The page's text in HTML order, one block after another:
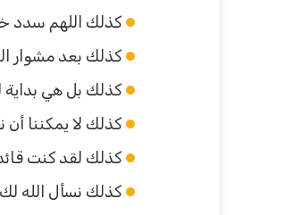
كذلك اللهم سدد
كذلك بعد مشوار
كذلك بل هي
كذلك لا يمكننا
كذلك لقد كنت
كذلك نسأل الله